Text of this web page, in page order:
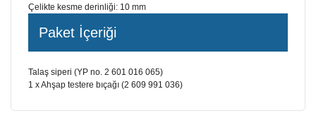
Çelikte kesme derinliği: 10 mm
Paket İçeriği
Talaş siperi (YP no. 2 601 016 065)
1 x Ahşap testere bıçağı (2 609 991 036)